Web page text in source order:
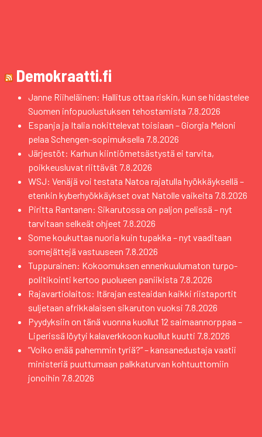
Demokraatti.fi
Janne Riiheläinen: Hallitus ottaa riskin, kun se hidastelee
Suomen infopuolustuksen tehostamista 7.8.2026
Espanja ja Italia nokittelevat toisiaan – Giorgia Meloni
pelaa Schengen-sopimuksella 7.8.2026
Järjestöt: Karhun kiintiömetsästystä ei tarvita,
poikkeusluvat riittävät 7.8.2026
WSJ: Venäjä voi testata Natoa rajatulla hyökkäyksellä –
etenkin kyberhyökkäykset ovat Natolle vaikeita 7.8.2026
Piritta Rantanen: Sikarutossa on paljon pelissä – nyt
tarvitaan selkeät ohjeet 7.8.2026
Some koukuttaa nuoria kuin tupakka – nyt vaaditaan
somejättejä vastuuseen 7.8.2026
Tuppurainen: Kokoomuksen ennenkuulumaton turpo-
politikointi kertoo puolueen paniikista 7.8.2026
Rajavartiolaitos: Itärajan esteaidan kaikki riistaportit
suljetaan afrikkalaisen sikaruton vuoksi 7.8.2026
Pyydyksiin on tänä vuonna kuollut 12 saimaannorppaa –
Liperissä löytyi kalaverkkoon kuollut kuutti 7.8.2026
”Voiko enää pahemmin tyriä?” – kansanedustaja vaatii
ministeriä puuttumaan palkkaturvan kohtuuttomiin
jonoihin 7.8.2026